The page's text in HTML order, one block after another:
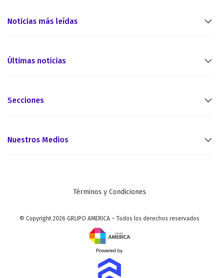
Noticias más leídas
Últimas noticias
Secciones
Nuestros Medios
Términos y Condiciones
© Copyright 2026 GRUPO AMERICA – Todos los derechos reservados